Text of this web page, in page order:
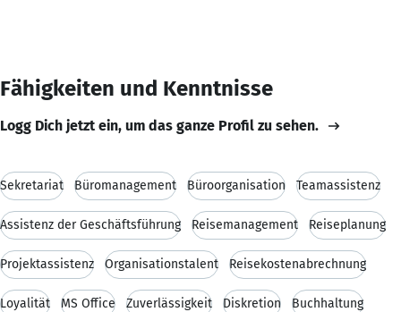
Fähigkeiten und Kenntnisse
Logg Dich jetzt ein, um das ganze Profil zu sehen.
Sekretariat Büromanagement Büroorganisation Teamassistenz
Assistenz der Geschäftsführung Reisemanagement Reiseplanung
Projektassistenz Organisationstalent Reisekostenabrechnung
Loyalität MS Office Zuverlässigkeit Diskretion Buchhaltung